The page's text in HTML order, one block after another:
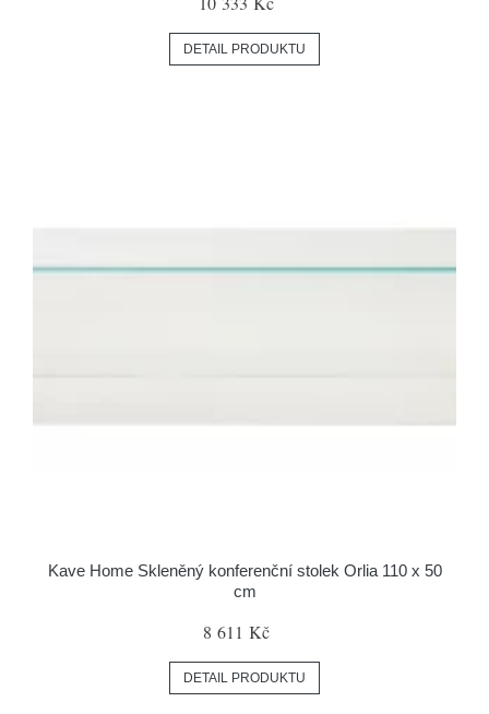
DETAIL PRODUKTU
Kave Home Skleněný konferenční stolek Orlia 110 x 50
cm
8 611 Kč
DETAIL PRODUKTU